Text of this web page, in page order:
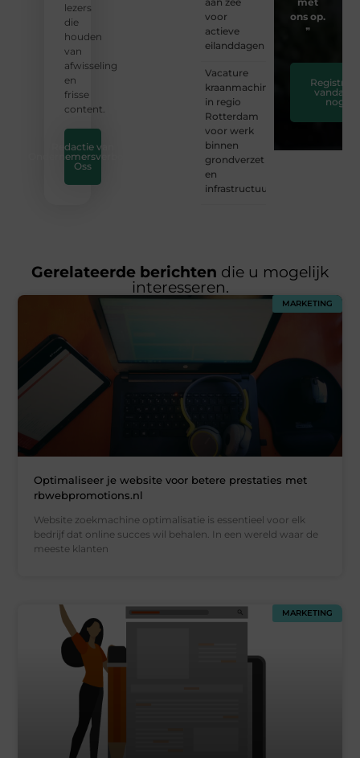
lezers
die
houden
van
afwisseling
en
frisse
content.
Redactie van
Ondernemersverbond
Oss
voor
actieve
eilanddagen
Vacature
kraanmachinist
in regio
Rotterdam
voor werk
binnen
grondverzet
en
infrastructuur
ons op.
❞
Registreer
vandaag
nog
Gerelateerde berichten die u mogelijk
interesseren.
MARKETING
Optimaliseer je website voor betere prestaties met
rbwebpromotions.nl
Website zoekmachine optimalisatie is essentieel voor elk
bedrijf dat online succes wil behalen. In een wereld waar de
meeste klanten
MARKETING